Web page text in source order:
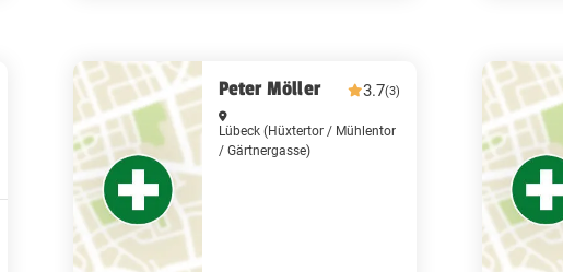
Peter Möller 3.7(3)
Lübeck (Hüxtertor / Mühlentor
/ Gärtnergasse)